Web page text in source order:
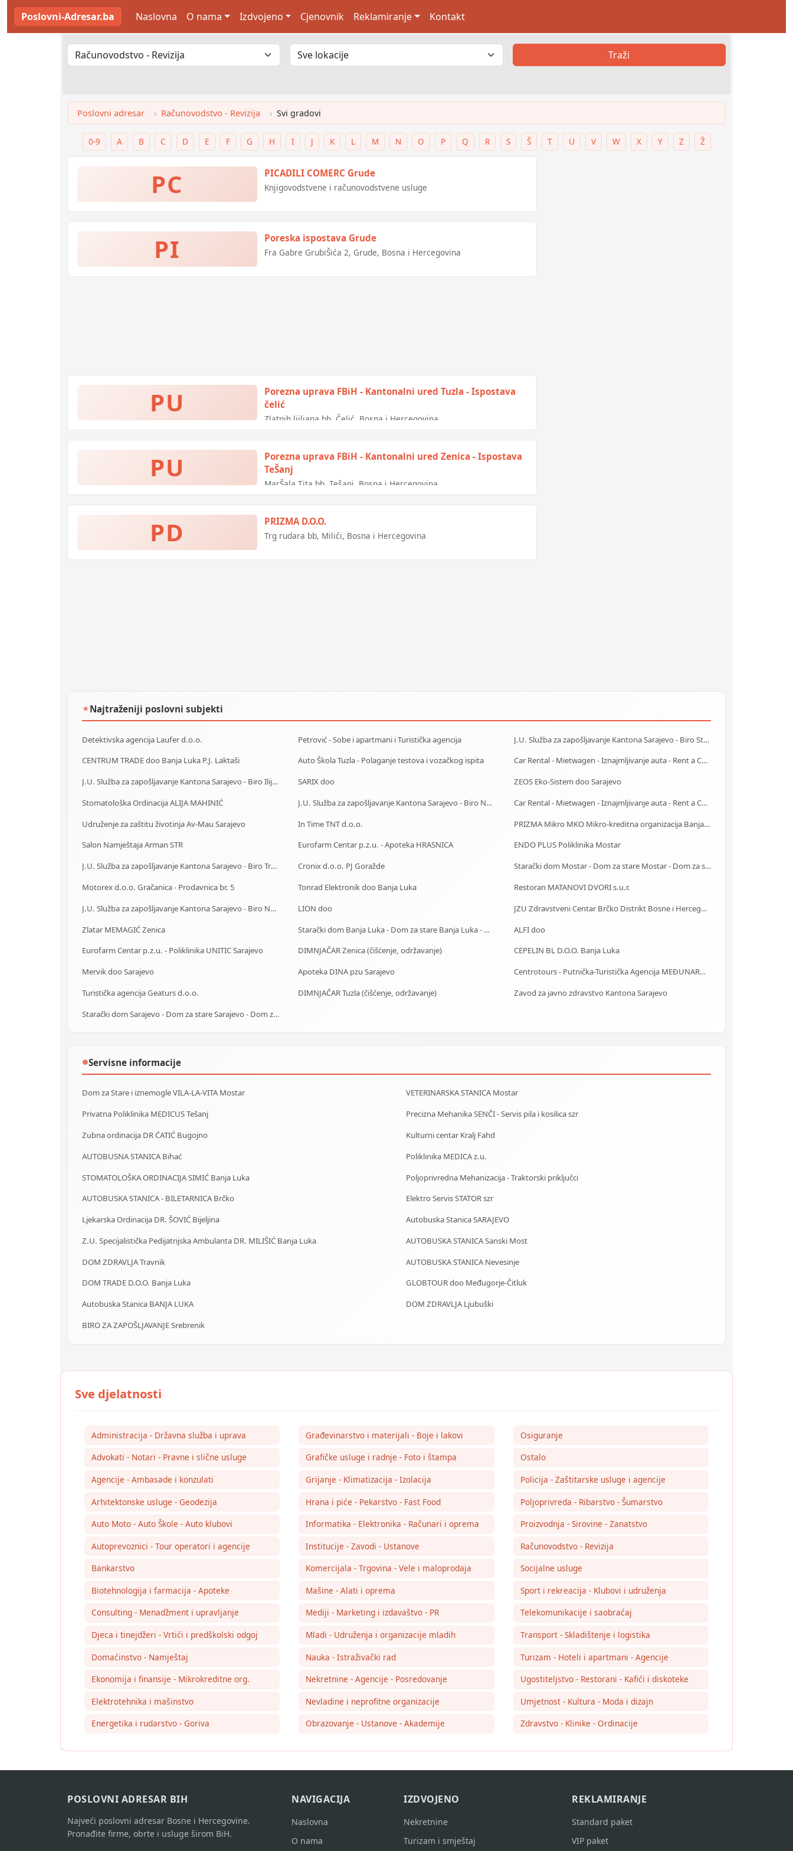
Poslovni-Adresar.ba Naslovna O nama Izdvojeno Cjenovnik Reklamiranje Kontakt
Traži
Poslovni adresar Računovodstvo - Revizija Svi gradovi
0-9 A B C D E F G H I J K L M N O P Q R S Š T U V W X Y Z Ž
PC PICADILI COMERC Grude
Knjigovodstvene i računovodstvene usluge
PI Poreska ispostava Grude
Fra Gabre GrubiŠića 2, Grude, Bosna i Hercegovina
PU
Porezna uprava FBiH - Kantonalni ured Tuzla - Ispostava
čelić
Zlatnih ljiljana bb, Čelić, Bosna i Hercegovina
PU
Porezna uprava FBiH - Kantonalni ured Zenica - Ispostava
TeŠanj
MarŠala Tita bb, Tešanj, Bosna i Hercegovina
PD PRIZMA D.O.O.
Trg rudara bb, Milići, Bosna i Hercegovina
★Najtraženiji poslovni subjekti
Detektivska agencija Laufer d.o.o. Petrović - Sobe i apartmani i Turistička agencija
J.U. Služba za zapošljavanje Kantona Sarajevo - Biro Stari Grad
CENTRUM TRADE doo Banja Luka P.J. Laktaši
Auto Škola Tuzla - Polaganje testova i vozačkog ispita
Car Rental - Mietwagen - Iznajmljivanje auta - Rent a Car Sarajevo
J.U. Služba za zapošljavanje Kantona Sarajevo - Biro IlijaŠ
SARIX doo
ZEOS Eko-Sistem doo Sarajevo
Stomatološka Ordinacija ALIJA MAHINIĆ
J.U. Služba za zapošljavanje Kantona Sarajevo - Biro Novi Grad
Car Rental - Mietwagen - Iznajmljivanje auta - Rent a Car Bihać
Udruženje za zaštitu životinja Av-Mau Sarajevo
In Time TNT d.o.o.
PRIZMA Mikro MKO Mikro-kreditna organizacija Banja Luka
Salon Namještaja Arman STR
Eurofarm Centar p.z.u. - Apoteka HRASNICA
ENDO PLUS Poliklinika Mostar
J.U. Služba za zapošljavanje Kantona Sarajevo - Biro Trnovo
Cronix d.o.o. PJ Goražde
Starački dom Mostar - Dom za stare Mostar - Dom za stara lica Mostar
Motorex d.o.o. Gračanica - Prodavnica br. 5
Tonrad Elektronik doo Banja Luka
Restoran MATANOVI DVORI s.u.r.
J.U. Služba za zapošljavanje Kantona Sarajevo - Biro Novo Sarajevo
LION doo
JZU Zdravstveni Centar Brčko Distrikt Bosne i Hercegovine
Zlatar MEMAGIĆ Zenica
Starački dom Banja Luka - Dom za stare Banja Luka - Dom za stara lica Banjaluka
ALFI doo
Eurofarm Centar p.z.u. - Poliklinika UNITIC Sarajevo
DIMNJAČAR Zenica (čišćenje, održavanje)
CEPELIN BL D.O.O. Banja Luka
Mervik doo Sarajevo
Apoteka DINA pzu Sarajevo
Centrotours - Putnička-Turistička Agencija MEĐUNARODNI AERODROM Sarajevo
Turistička agencija Geaturs d.o.o.
DIMNJAČAR Tuzla (čišćenje, održavanje)
Zavod za javno zdravstvo Kantona Sarajevo
Starački dom Sarajevo - Dom za stare Sarajevo - Dom za stara lica Sarajevo
●Servisne informacije
Dom za Stare i iznemogle VILA-LA-VITA Mostar
VETERINARSKA STANICA Mostar
Privatna Poliklinika MEDICUS Tešanj
Precizna Mehanika SENČI - Servis pila i kosilica szr
Zubna ordinacija DR ĆATIĆ Bugojno
Kulturni centar Kralj Fahd
AUTOBUSNA STANICA Bihać
Poliklinika MEDICA z.u.
STOMATOLOŠKA ORDINACIJA SIMIĆ Banja Luka
Poljoprivredna Mehanizacija - Traktorski priključci
AUTOBUSKA STANICA - BILETARNICA Brčko
Elektro Servis STATOR szr
Ljekarska Ordinacija DR. ŠOVIĆ Bijeljina
Autobuska Stanica SARAJEVO
Z.U. Specijalistička Pedijatrijska Ambulanta DR. MILIŠIĆ Banja Luka
AUTOBUSKA STANICA Sanski Most
DOM ZDRAVLJA Travnik
AUTOBUSKA STANICA Nevesinje
DOM TRADE D.O.O. Banja Luka
GLOBTOUR doo Međugorje-Čitluk
Autobuska Stanica BANJA LUKA
DOM ZDRAVLJA Ljubuški
BIRO ZA ZAPOŠLJAVANJE Srebrenik
Administracija - Državna služba i uprava
Advokati - Notari - Pravne i slične usluge
Agencije - Ambasade i konzulati
Arhitektonske usluge - Geodezija
Auto Moto - Auto Škole - Auto klubovi
Autoprevoznici - Tour operatori i agencije
Bankarstvo
Biotehnologija i farmacija - Apoteke
Consulting - Menadžment i upravljanje
Djeca i tinejdžeri - Vrtići i predškolski odgoj
Domaćinstvo - Namještaj
Ekonomija i finansije - Mikrokreditne org.
Elektrotehnika i mašinstvo
Energetika i rudarstvo - Goriva
Građevinarstvo i materijali - Boje i lakovi
Grafičke usluge i radnje - Foto i štampa
Grijanje - Klimatizacija - Izolacija
Hrana i piće - Pekarstvo - Fast Food
Informatika - Elektronika - Računari i oprema
Institucije - Zavodi - Ustanove
Komercijala - Trgovina - Vele i maloprodaja
Mašine - Alati i oprema
Mediji - Marketing i izdavaštvo - PR
Mladi - Udruženja i organizacije mladih
Nauka - Istraživački rad
Nekretnine - Agencije - Posredovanje
Nevladine i neprofitne organizacije
Obrazovanje - Ustanove - Akademije
Osiguranje
Ostalo
Policija - Zaštitarske usluge i agencije
Poljoprivreda - Ribarstvo - Šumarstvo
Proizvodnja - Sirovine - Zanatstvo
Računovodstvo - Revizija
Socijalne usluge
Sport i rekreacija - Klubovi i udruženja
Telekomunikacije i saobraćaj
Transport - Skladištenje i logistika
Turizam - Hoteli i apartmani - Agencije
Ugostiteljstvo - Restorani - Kafići i diskoteke
Umjetnost - Kultura - Moda i dizajn
Zdravstvo - Klinike - Ordinacije
POSLOVNI ADRESAR BIH
Najveći poslovni adresar Bosne i Hercegovine.
Pronađite firme, obrte i usluge širom BiH.
NAVIGACIJA
Naslovna
O nama
IZDVOJENO
Nekretnine
Turizam i smještaj
REKLAMIRANJE
Standard paket
VIP paket